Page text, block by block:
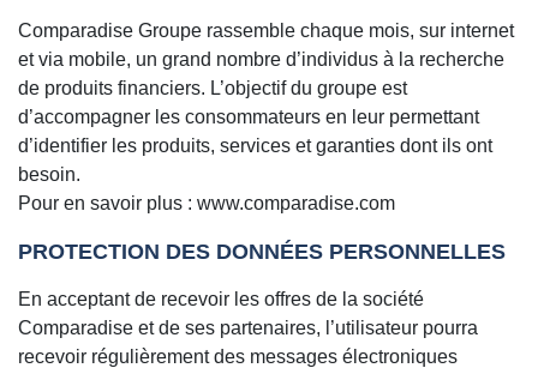
Comparadise Groupe rassemble chaque mois, sur internet
et via mobile, un grand nombre d’individus à la recherche
de produits financiers. L’objectif du groupe est
d’accompagner les consommateurs en leur permettant
d’identifier les produits, services et garanties dont ils ont
besoin.
Pour en savoir plus : www.comparadise.com
PROTECTION DES DONNÉES PERSONNELLES
En acceptant de recevoir les offres de la société
Comparadise et de ses partenaires, l’utilisateur pourra
recevoir régulièrement des messages électroniques